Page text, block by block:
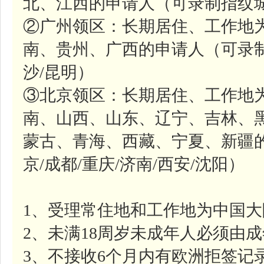
②广州领区：长期居住、工作地
南、贵州、广西的申请人（可录
沙/昆明）
③北京领区：长期居住、工作地
南、山西、山东、辽宁、吉林、
蒙古、青海、西藏、宁夏、新疆
京/成都/重庆/济南/西安/沈阳）
1、受理常住地和工作地为中国
2、未满18周岁未成年人必须由
3、不接收6个月内有欧洲拒签记